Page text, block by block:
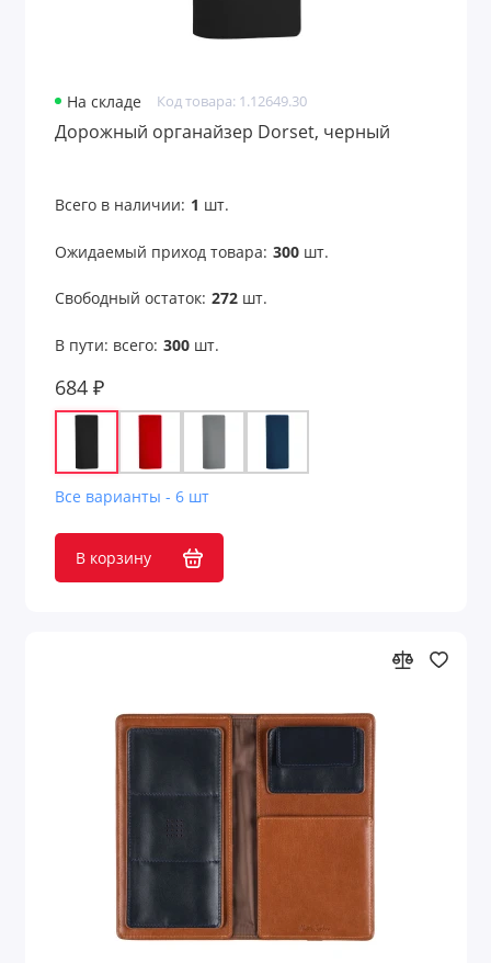
Сумки-холодильники
Чехлы для карт
Чехлы для ноутбука
Чехлы для планшетов
Чехлы и футляры планшетов
Показать все
На складе Код товара: 1.12649.30
Дорожный органайзер Dorset, черный
Всего в наличии: 1 шт.
Ожидаемый приход товара: 300шт.
Свободный остаток: 272шт.
В пути: всего: 300шт.
684 ₽
Все варианты - 6 шт
В корзину